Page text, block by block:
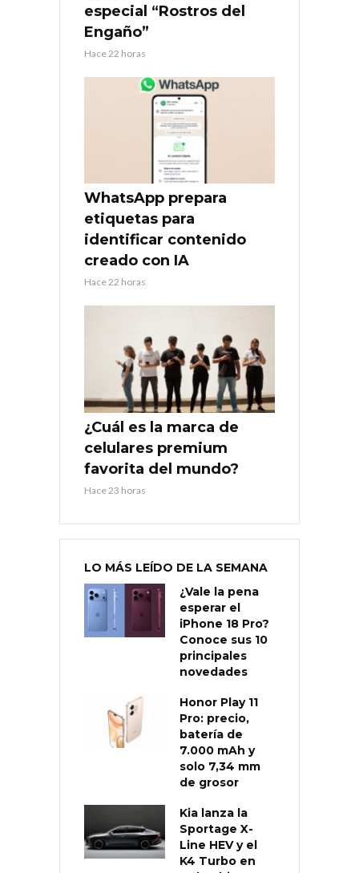
especial “Rostros del
Engaño”
Hace 22 horas
WhatsApp prepara
etiquetas para
identificar contenido
creado con IA
Hace 22 horas
¿Cuál es la marca de
celulares premium
favorita del mundo?
Hace 23 horas
LO MÁS LEÍDO DE LA SEMANA
¿Vale la pena
esperar el
iPhone 18 Pro?
Conoce sus 10
principales
novedades
Honor Play 11
Pro: precio,
batería de
7.000 mAh y
solo 7,34 mm
de grosor
Kia lanza la
Sportage X-
Line HEV y el
K4 Turbo en